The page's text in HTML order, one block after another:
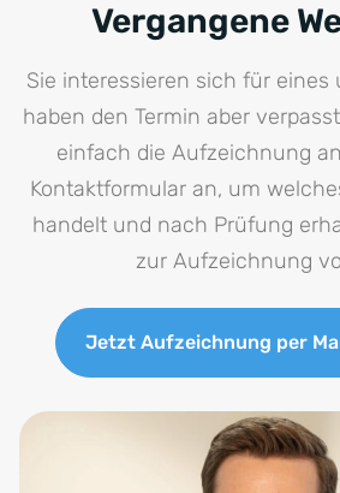
Vergangene
Sie interessieren sich für eines
haben den Termin aber
einfach die Aufzeichnung
Kontaktformular an, um
handelt und nach Prüfung
zur Aufzeichnung
Jetzt Aufzeichnung per